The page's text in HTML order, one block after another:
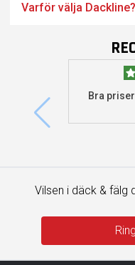
Varför välja
Bra
Vilsen i däck & fälg